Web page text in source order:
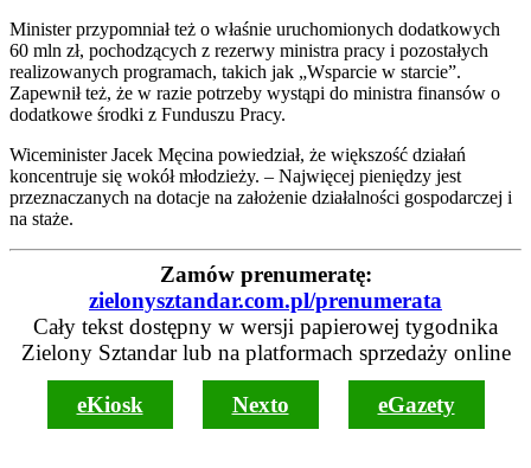
Minister przypomniał też o właśnie uruchomionych dodatkowych
60 mln zł, pochodzących z rezerwy ministra pracy i pozostałych
realizowanych programach, takich jak „Wsparcie w starcie”.
Zapewnił też, że w razie potrzeby wystąpi do ministra finansów o
dodatkowe środki z Funduszu Pracy.
Wiceminister Jacek Męcina powiedział, że większość działań
koncentruje się wokół młodzieży. – Najwięcej pieniędzy jest
przeznaczanych na dotacje na założenie działalności gospodarczej i
na staże.
Zamów prenumeratę:
zielonysztandar.com.pl/prenumerata
Cały tekst dostępny w wersji papierowej tygodnika
Zielony Sztandar lub na platformach sprzedaży online
eKiosk Nexto eGazety